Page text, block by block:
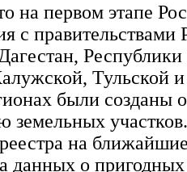
на первом этапе
с правительствами
Тульской
были созданы
земельных
на
данных о